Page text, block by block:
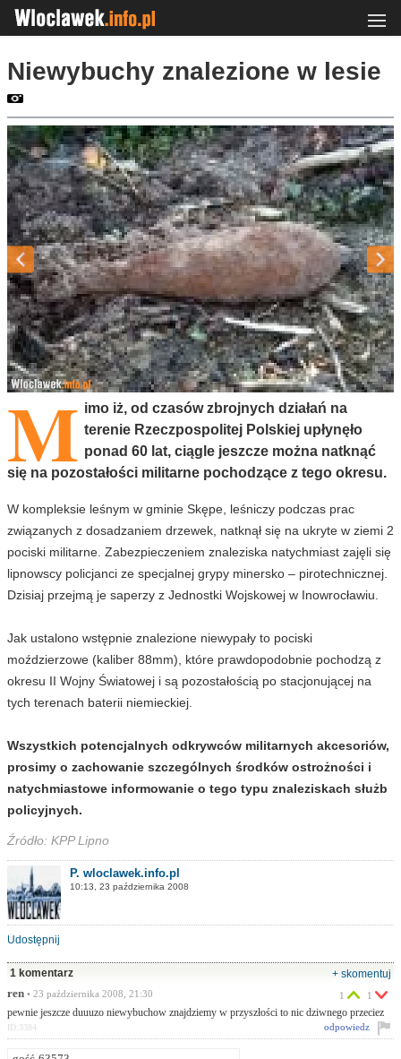
Niewybuchy znalezione w lesie
M imo iż, od czasów zbrojnych działań na
terenie Rzeczpospolitej Polskiej upłynęło
ponad 60 lat, ciągle jeszcze można natknąć
się na pozostałości militarne pochodzące z tego okresu.
W kompleksie leśnym w gminie Skępe, leśniczy podczas prac
związanych z dosadzaniem drzewek, natknął się na ukryte w ziemi 2
pociski militarne. Zabezpieczeniem znaleziska natychmiast zajęli się
lipnowscy policjanci ze specjalnej grypy minersko – pirotechnicznej.
Dzisiaj przejmą je saperzy z Jednostki Wojskowej w Inowrocławiu.
Jak ustalono wstępnie znalezione niewypały to pociski
moździerzowe (kaliber 88mm), które prawdopodobnie pochodzą z
okresu II Wojny Światowej i są pozostałością po stacjonującej na
tych terenach baterii niemieckiej.
Wszystkich potencjalnych odkrywców militarnych akcesoriów,
prosimy o zachowanie szczególnych środków ostrożności i
natychmiastowe informowanie o tego typu znaleziskach służb
policyjnych.
Źródło: KPP Lipno
P. wloclawek.info.pl
10:13, 23 października 2008
Udostępnij
1 komentarz
+ skomentuj
ren • 23 października 2008, 21:30
pewnie jeszcze duuuzo niewybuchow znajdziemy w przyszłości to nic dziwnego przeciez
1 1
odpowiedz
ID:3384